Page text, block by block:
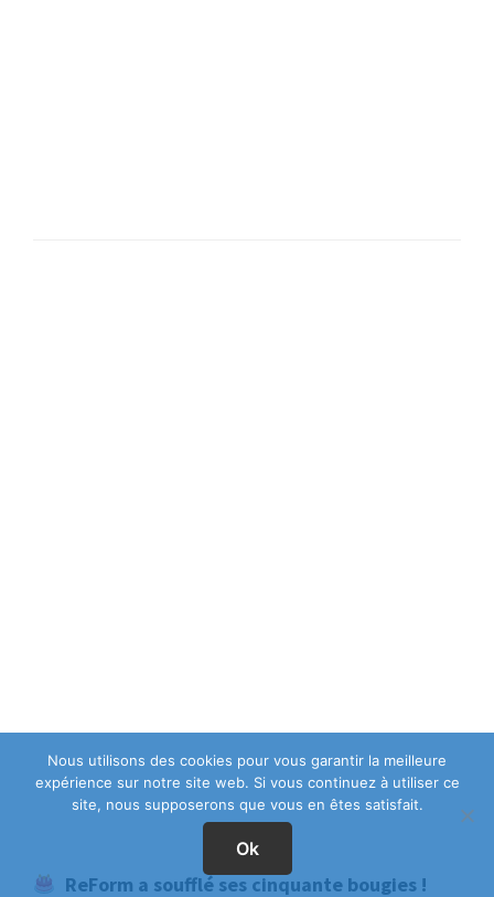
ReForm a soufflé ses cinquante bougies !
Nous utilisons des cookies pour vous garantir la meilleure
expérience sur notre site web. Si vous continuez à utiliser ce
site, nous supposerons que vous en êtes satisfait.
Ok